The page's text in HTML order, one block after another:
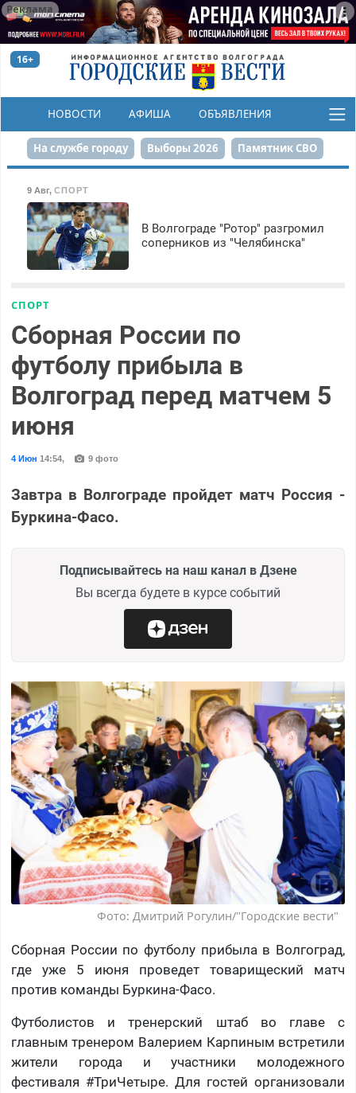
Реклама
16+
НОВОСТИ АФИША ОБЪЯВЛЕНИЯ
КОНКУРСЫ
На службе городу Выборы 2026 Памятник СВО
Набережная День Победы
80-летие Победы Парк Героев-летчиков
9 Авг, СПОРТ
В Волгограде "Ротор" разгромил
соперников из "Челябинска"
СПОРТ
Сборная России по
футболу прибыла в
Волгоград перед матчем 5
июня
4 Июн 14:54, 9 фото
Завтра в Волгограде пройдет матч Россия -
Буркина-Фасо.
Подписывайтесь на наш канал в Дзене
Вы всегда будете в курсе событий
Фото: Дмитрий Рогулин/"Городские вести"
Сборная России по футболу прибыла в Волгоград,
где уже 5 июня проведет товарищеский матч
против команды Буркина-Фасо.
Футболистов и тренерский штаб во главе с
главным тренером Валерием Карпиным встретили
жители города и участники молодежного
фестиваля #ТриЧетыре. Для гостей организовали